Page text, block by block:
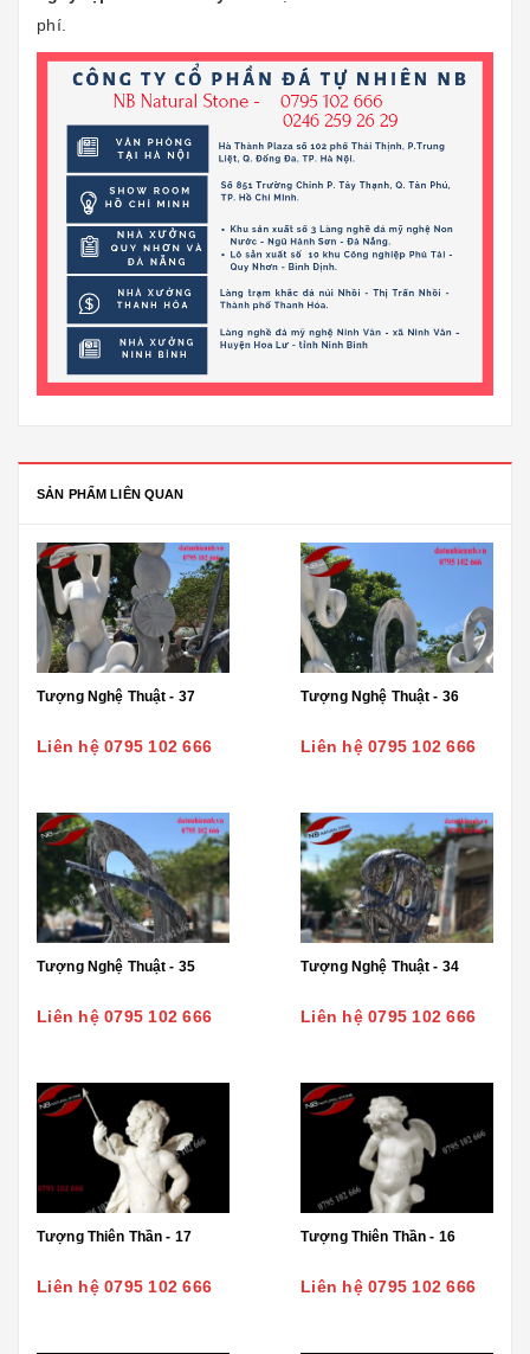
phí.
SẢN PHẨM LIÊN QUAN
Tượng Nghệ Thuật - 37
Liên hệ 0795 102 666
Tượng Nghệ Thuật - 36
Liên hệ 0795 102 666
Tượng Nghệ Thuật - 35
Liên hệ 0795 102 666
Tượng Nghệ Thuật - 34
Liên hệ 0795 102 666
Tượng Thiên Thần - 17
Liên hệ 0795 102 666
Tượng Thiên Thần - 16
Liên hệ 0795 102 666